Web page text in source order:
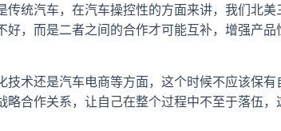
统汽车，在汽车操控性的方面来讲，我们北美
，而是二者之间的合作才可能互补，增强产品
术还是汽车电商等方面，这个时候不应该保有
合作关系，让自己在整个过程中不至于落伍，